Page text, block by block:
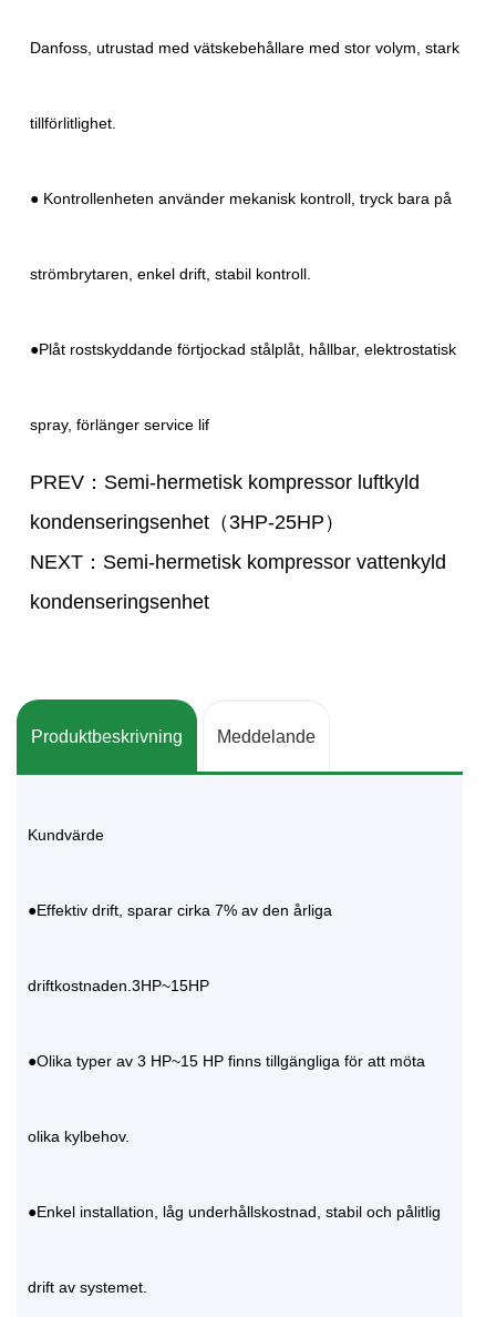
Danfoss, utrustad med vätskebehållare med stor volym, stark
tillförlitlighet.
● Kontrollenheten använder mekanisk kontroll, tryck bara på
strömbrytaren, enkel drift, stabil kontroll.
●Plåt rostskyddande förtjockad stålplåt, hållbar, elektrostatisk
spray, förlänger service lif
PREV：Semi-hermetisk kompressor luftkyld
kondenseringsenhet（3HP-25HP）
NEXT：Semi-hermetisk kompressor vattenkyld
kondenseringsenhet
Produktbeskrivning Meddelande
Kundvärde
●Effektiv drift, sparar cirka 7% av den årliga
driftkostnaden.3HP~15HP
●Olika typer av 3 HP~15 HP finns tillgängliga för att möta
olika kylbehov.
●Enkel installation, låg underhållskostnad, stabil och pålitlig
drift av systemet.